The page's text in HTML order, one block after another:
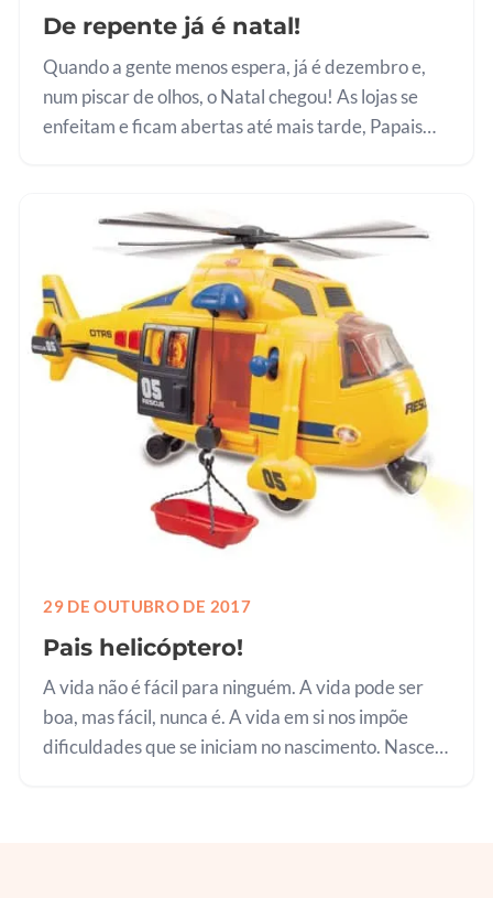
De repente já é natal!
Quando a gente menos espera, já é dezembro e,
num piscar de olhos, o Natal chegou! As lojas se
enfeitam e ficam abertas até mais tarde, Papais
29 DE OUTUBRO DE 2017
Pais helicóptero!
A vida não é fácil para ninguém. A vida pode ser
boa, mas fácil, nunca é. A vida em si nos impõe
dificuldades que se iniciam no nascimento. Nascer